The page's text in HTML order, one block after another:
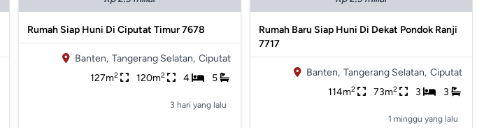
Rumah Siap Huni Di Ciputat Timur 7678
Banten, Tangerang Selatan, Ciputat
127m2 120m2 4 5
3 hari yang lalu
Rumah Baru Siap Huni Di Dekat Pondok Ranji
7717
Banten, Tangerang Selatan, Ciputat
114m2 73m2 3 3
1 minggu yang lalu